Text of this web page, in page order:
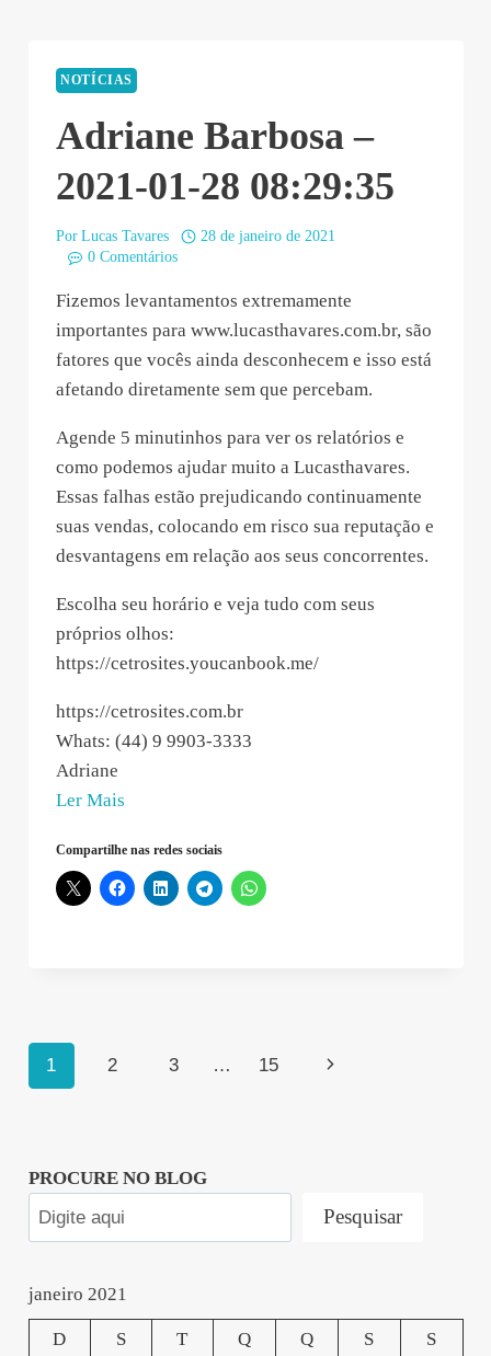
NOTÍCIAS
Adriane Barbosa –
2021-01-28 08:29:35
Por Lucas Tavares
28 de janeiro de 2021
0 Comentários
Fizemos levantamentos extremamente
importantes para www.lucasthavares.com.br, são
fatores que vocês ainda desconhecem e isso está
afetando diretamente sem que percebam.
Agende 5 minutinhos para ver os relatórios e
como podemos ajudar muito a Lucasthavares.
Essas falhas estão prejudicando continuamente
suas vendas, colocando em risco sua reputação e
desvantagens em relação aos seus concorrentes.
Escolha seu horário e veja tudo com seus
próprios olhos:
https://cetrosites.youcanbook.me/
https://cetrosites.com.br
Whats: (44) 9 9903-3333
Adriane
Ler Mais
–
2021-
Compartilhe nas redes sociais
Navegação
1 2 3 … 15
Página
PROCURE NO BLOG
Pesquisar
janeiro 2021
D S T Q Q S S